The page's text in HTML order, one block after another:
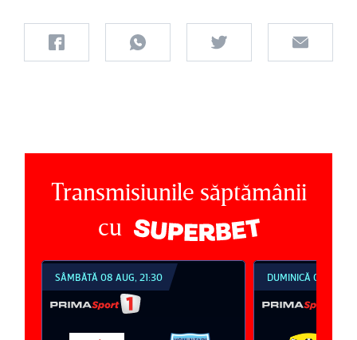
Transmisiunile săptămânii
cu
SÂMBĂTĂ 08 AUG, 21:30 DUMINICĂ 09 AUG,